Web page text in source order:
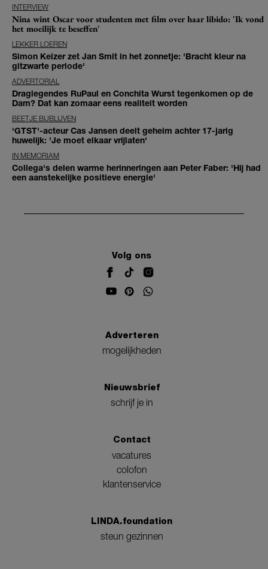
INTERVIEW
Nina wint Oscar voor studenten met film over haar libido: 'Ik vond
het moeilijk te beseffen'
LEKKER LOEREN
Simon Keizer zet Jan Smit in het zonnetje: 'Bracht kleur na
gitzwarte periode'
ADVERTORIAL
Draglegendes RuPaul en Conchita Wurst tegenkomen op de
Dam? Dat kan zomaar eens realiteit worden
BEETJE BIJBLIJVEN
'GTST'-acteur Cas Jansen deelt geheim achter 17-jarig
huwelijk: 'Je moet elkaar vrijlaten'
IN MEMORIAM
Collega's delen warme herinneringen aan Peter Faber: 'Hij had
een aanstekelijke positieve energie'
Volg ons
Adverteren
mogelijkheden
Nieuwsbrief
schrijf je in
Contact
vacatures
colofon
klantenservice
LINDA.foundation
steun gezinnen